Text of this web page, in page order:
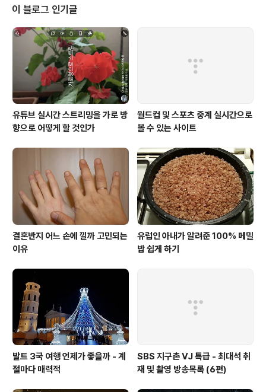
우기 쉬운 에스페란토를 유럽 연합의 공용어로 채택합시
다. 전 유럽에서 같은 언어를 사용한다면, 모든 민족이 서로
논의하며 이해할 수 있게 될 것입니다. 그로써 민주적으로
더욱 진전된 유럽이 건설될 것입니다. 그뿐 아니라 그린(G
rin)* 보고서에 따르면 영어를 배우는 대신 에스페란토를
배우면, 매년 250억 유로를 절약할 ..
이 블로그 인기글
유튜브 실시간 스트리밍을 가로 방
향으로 어떻게 할 것인가
월드컵 및 스포츠 중계 실시간으로
볼 수 있는 사이트
결혼반지 어느 손에 낄까 고민되는
이유
유럽인 아내가 알려준 100% 메밀
밥 쉽게 하기
발트 3국 여행 언제가 좋을까 - 계
절마다 매력적
SBS 지구촌 VJ 특급 - 최대석 취
재 및 촬영 방송목록 (6편)